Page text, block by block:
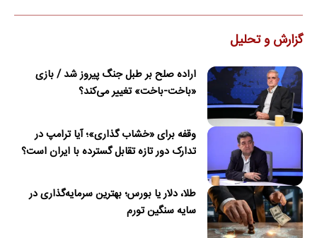
گزارش و تحلیل
اراده صلح بر طبل جنگ پیروز شد / بازی
«باخت-باخت» تغییر می‌کند؟
وقفه برای «خشاب گذاری»؛ آیا ترامپ در
تدارک دور تازه تقابل گسترده با ایران است؟
طلا، دلار یا بورس؛ بهترین سرمایه‌گذاری در
سایه سنگین تورم